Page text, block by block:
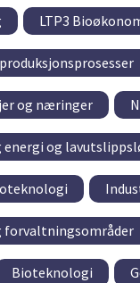
LTP3
og næringer
energi og
forvaltningsområder
Bioteknologi